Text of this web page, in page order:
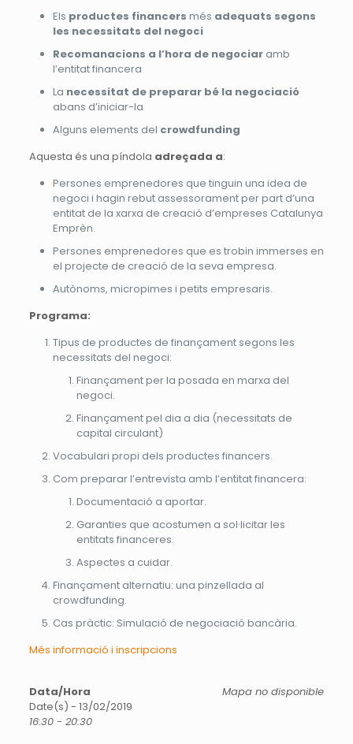
Els productes financers més adequats segons
les necessitats del negoci
Recomanacions a l’hora de negociaramb
l’entitat financera
La necessitat de preparar bé la negociació
abans d’iniciar-la
Alguns elements del crowdfunding
Aquesta és una píndola adreçada a:
Persones emprenedores que tinguin una idea de
negoci i hagin rebut assessorament per part d’una
entitat de la xarxa de creació d’empreses Catalunya
Emprèn.
Persones emprenedores que es trobin immerses en
el projecte de creació de la seva empresa.
Autònoms, micropimes i petits empresaris.
Programa:
Tipus de productes de finançament segons les
necessitats del negoci:
Finançament per la posada en marxa del
negoci.
Finançament pel dia a dia (necessitats de
capital circulant)
Vocabulari propi dels productes financers.
Com preparar l’entrevista amb l’entitat financera:
Documentació a aportar.
Garanties que acostumen a sol·licitar les
entitats financeres.
Aspectes a cuidar.
Finançament alternatiu: una pinzellada al
crowdfunding.
Cas pràctic: Simulació de negociació bancària.
Més informació i inscripcions
Mapa no disponible
Data/Hora
Date(s) - 13/02/2019
16:30 - 20:30